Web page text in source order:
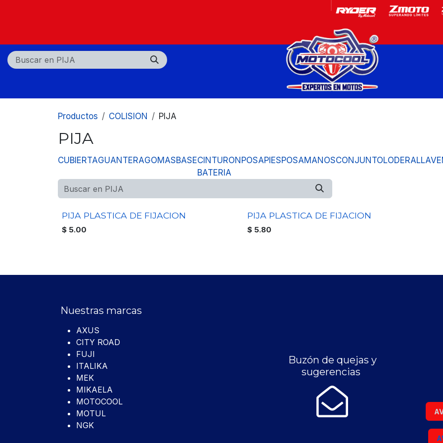
Productos COLISION PIJA
PIJA
CUBIERTAGUANTERAGOMASBASECINTURON
BATERIA
POSAPIESPOSAMANOSCONJUNTOLODERALLAVE
PIJA PLASTICA DE FIJACION
$ 5.00
PIJA PLASTICA DE FIJACION
$ 5.80
Nuestras marcas
AXUS
CITY ROAD
FUJI
ITALIKA
MEK
MIKAELA
MOTOCOOL
MOTUL
NGK
Buzón de quejas y
sugerencias